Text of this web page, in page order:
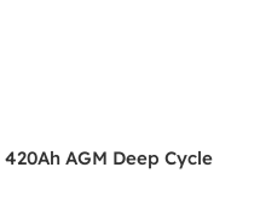
AGM Deep Cycle